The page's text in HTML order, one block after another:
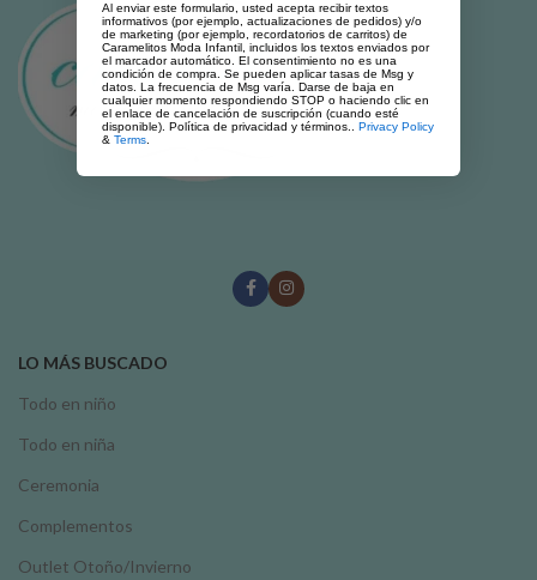
LO MÁS BUSCADO
Todo en niño
Todo en niña
Ceremonia
Complementos
Outlet Otoño/Invierno
Al enviar este formulario, usted acepta recibir textos
informativos (por ejemplo, actualizaciones de pedidos) y/o
de marketing (por ejemplo, recordatorios de carritos) de
Caramelitos Moda Infantil, incluidos los textos enviados por
el marcador automático. El consentimiento no es una
condición de compra. Se pueden aplicar tasas de Msg y
datos. La frecuencia de Msg varía. Darse de baja en
cualquier momento respondiendo STOP o haciendo clic en
el enlace de cancelación de suscripción (cuando esté
disponible). Política de privacidad y términos.. Privacy Policy
& Terms